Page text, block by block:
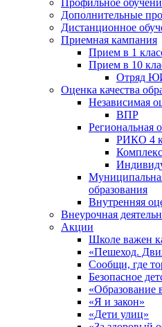
Профильное
Дополнительные
Дистанционное
Приемная кампания
Прием в 1
Прием в 10
Отряд
Оценка качества
Независимая
ВПР
Региональная
РИКО 4
образования
Внутренняя
Внеурочная
Акции
Школе важен
«Пешеход.
Сообщи, где
Безопасное
«Образование
«Я и закон»
«Дети улиц»